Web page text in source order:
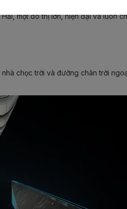
một đô thị lớn, hiện đại và luôn
chọc trời và đường chân trời